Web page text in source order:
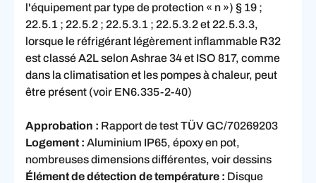
l'équipement par type de protection « n ») § 19 ;
22.5.1 ; 22.5.2 ; 22.5.3.1 ; 22.5.3.2 et 22.5.3.3,
lorsque le réfrigérant légèrement inflammable R32
est classé A2L selon Ashrae 34 et ISO 817, comme
dans la climatisation et les pompes à chaleur, peut
être présent (voir EN6.335-2-40)
Approbation : Rapport de test TÜV GC/70269203
Logement : Aluminium IP65, époxy en pot,
nombreuses dimensions différentes, voir dessins
Élément de détection de température : Disque